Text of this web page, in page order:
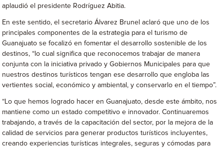
aplaudió el presidente Rodríguez Abitia.
En este sentido, el secretario Álvarez Brunel aclaró que uno de los
principales componentes de la estrategia para el turismo de
Guanajuato se focalizó en fomentar el desarrollo sostenible de los
destinos, “lo cual significa que reconocemos trabajar de manera
conjunta con la iniciativa privado y Gobiernos Municipales para que
nuestros destinos turísticos tengan ese desarrollo que engloba las
vertientes social, económico y ambiental, y conservarlo en el tiempo”.
“Lo que hemos logrado hacer en Guanajuato, desde este ámbito, nos
mantiene como un estado competitivo e innovador. Continuaremos
trabajando, a través de la capacitación del sector, por la mejora de la
calidad de servicios para generar productos turísticos incluyentes,
creando experiencias turísticas integrales, seguras y cómodas para